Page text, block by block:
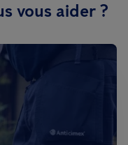
vous aider ?